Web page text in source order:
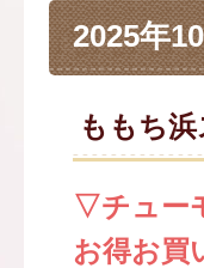
2025年
ももち
▽チュー
お得お買